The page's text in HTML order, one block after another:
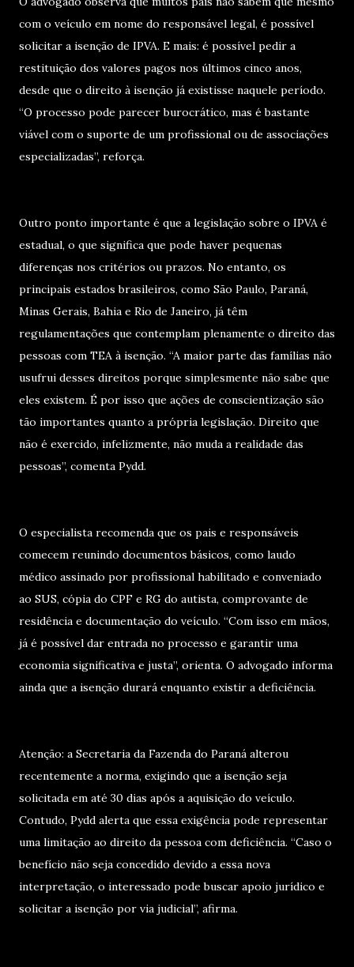
com o veículo em nome do responsável legal, é possível
solicitar a isenção de IPVA. E mais: é possível pedir a
restituição dos valores pagos nos últimos cinco anos,
desde que o direito à isenção já existisse naquele período.
“O processo pode parecer burocrático, mas é bastante
viável com o suporte de um profissional ou de associações
especializadas”, reforça.
Outro ponto importante é que a legislação sobre o IPVA é
estadual, o que significa que pode haver pequenas
diferenças nos critérios ou prazos. No entanto, os
principais estados brasileiros, como São Paulo, Paraná,
Minas Gerais, Bahia e Rio de Janeiro, já têm
regulamentações que contemplam plenamente o direito das
pessoas com TEA à isenção. “A maior parte das famílias não
usufrui desses direitos porque simplesmente não sabe que
eles existem. É por isso que ações de conscientização são
tão importantes quanto a própria legislação. Direito que
não é exercido, infelizmente, não muda a realidade das
pessoas”, comenta Pydd.
O especialista recomenda que os pais e responsáveis
comecem reunindo documentos básicos, como laudo
médico assinado por profissional habilitado e conveniado
ao SUS, cópia do CPF e RG do autista, comprovante de
residência e documentação do veículo. “Com isso em mãos,
já é possível dar entrada no processo e garantir uma
economia significativa e justa”, orienta. O advogado informa
ainda que a isenção durará enquanto existir a deficiência.
Atenção: a Secretaria da Fazenda do Paraná alterou
recentemente a norma, exigindo que a isenção seja
solicitada em até 30 dias após a aquisição do veículo.
Contudo, Pydd alerta que essa exigência pode representar
uma limitação ao direito da pessoa com deficiência. “Caso o
benefício não seja concedido devido a essa nova
interpretação, o interessado pode buscar apoio jurídico e
solicitar a isenção por via judicial”, afirma.